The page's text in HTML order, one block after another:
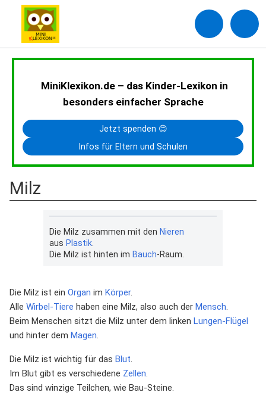
MiniKlexikon.de – das Kinder-Lexikon in
besonders einfacher Sprache
Jetzt spenden 😊
Infos für Eltern und Schulen
Milz
Die Milz zusammen mit den Nieren
aus Plastik.
Die Milz ist hinten im Bauch-Raum.
Die Milz ist ein Organ im Körper.
Alle Wirbel-Tiere haben eine Milz, also auch der Mensch.
Beim Menschen sitzt die Milz unter dem linken Lungen-Flügel
und hinter dem Magen.
Die Milz ist wichtig für das Blut.
Im Blut gibt es verschiedene Zellen.
Das sind winzige Teilchen, wie Bau-Steine.